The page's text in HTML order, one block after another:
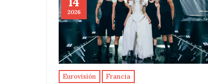
2026
Eurovisión Francia